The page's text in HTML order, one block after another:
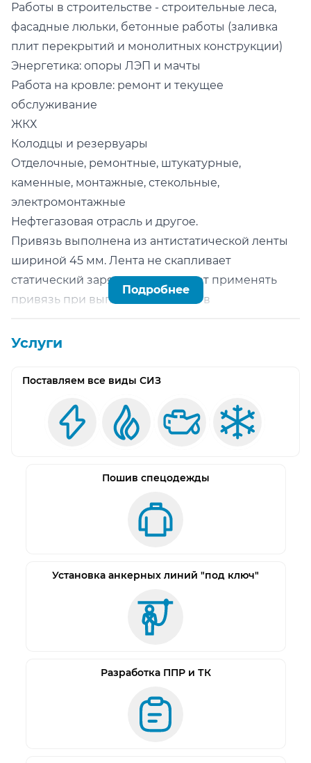
Работы в строительстве - строительные леса,
фасадные люльки, бетонные работы (заливка
плит перекрытий и монолитных конструкции)
Энергетика: опоры ЛЭП и мачты
Работа на кровле: ремонт и текущее
обслуживание
ЖКХ
Колодцы и резервуары
Отделочные, ремонтные, штукатурные,
каменные, монтажные, стекольные,
электромонтажные
Нефтегазовая отрасль и другое.
Привязь выполнена из антистатической ленты
шириной 45 мм. Лента не скапливает
статический заряд, что позволяет применять
привязь при выполнении работ в
отрасль (хранилища газа и нефти, колодцы и
Привязь имеет 4 основные точки крепления.
точки на поясе, которые служат для
позиционирования на рабочем месте. Это
ситуаций, кроме работ в системе канатного
Грудная страховочная точка выполнена в виде
двух текстильных коушей. На нагрудной лямке
Обеспечивает дополнительный комфорт,
Боковые точки выполнены из алюминиевого
для позиционирования на рабочем месте, чтобы
Регулировка привязи осуществляется с
помощью 5 регулировочных пряжек. Пряжки на
Подробнее
Услуги
Поставляем все виды СИЗ
Пошив спецодежды
Установка анкерных линий "под ключ"
Разработка ППР и ТК